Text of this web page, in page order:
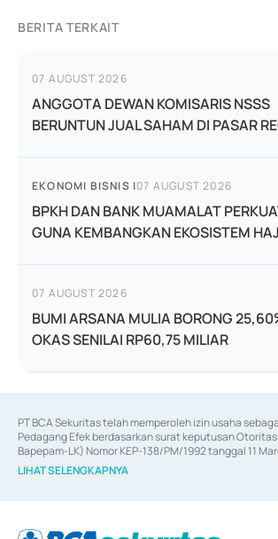
BERITA TERKAIT
07 AUGUST 2026
ANGGOTA DEWAN KOMISARIS NSSS
BERUNTUN JUAL SAHAM DI PASAR
EKONOMI BISNIS |07 AUGUST 2026
BPKH DAN BANK MUAMALAT
GUNA KEMBANGKAN EKOSISTEM
07 AUGUST 2026
BUMI ARSANA MULIA BORONG
OKAS SENILAI RP60,75 MILIAR
PT BCA Sekuritas telah memperoleh izin usaha
Pedagang Efek berdasarkan surat keputusan
Bapepam-LK) Nomor KEP-138/PM/1992 tanggal 11
06/D.04/2014 tanggal 28 Februari 2014, izin usaha
Efek berdasarkan surat keputusan Otoritas Jasa
berdasarkan surat keputusan Otoritas Jasa Keuangan
LIHAT SELENGKAPNYA